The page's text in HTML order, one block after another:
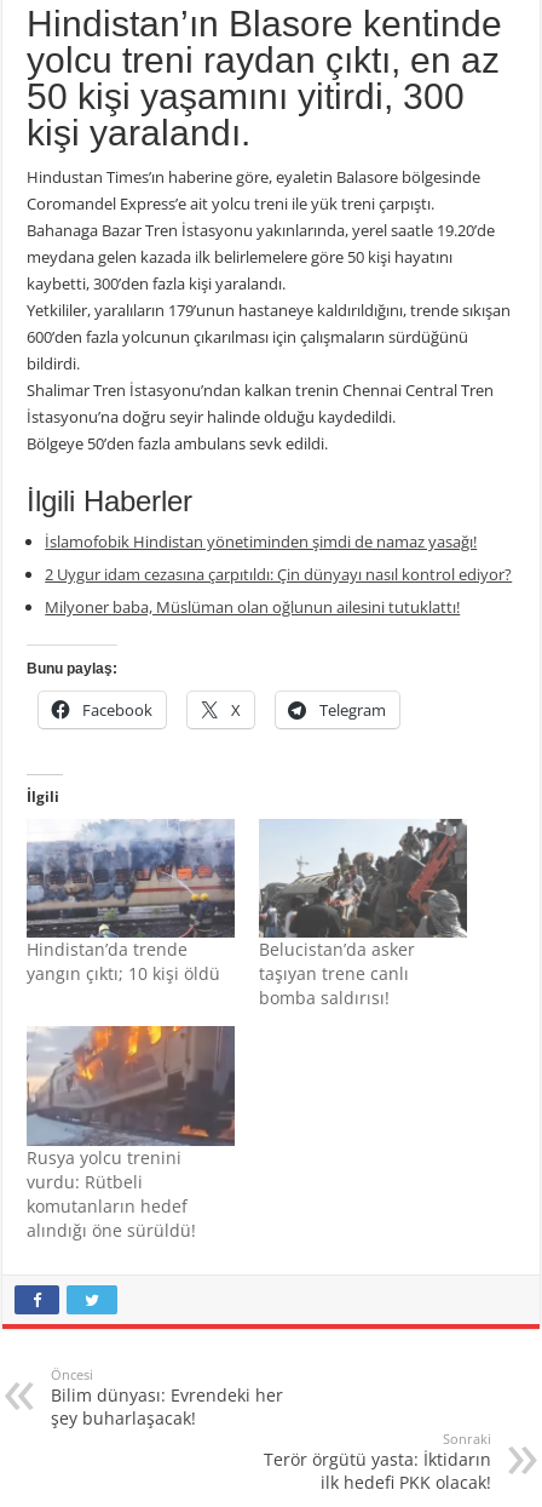
Hindistan’ın Blasore kentinde
yolcu treni raydan çıktı, en az
50 kişi yaşamını yitirdi, 300
kişi yaralandı.
Hindustan Times’ın haberine göre, eyaletin Balasore bölgesinde
Coromandel Express’e ait yolcu treni ile yük treni çarpıştı.
Bahanaga Bazar Tren İstasyonu yakınlarında, yerel saatle 19.20’de
meydana gelen kazada ilk belirlemelere göre 50 kişi hayatını
kaybetti, 300’den fazla kişi yaralandı.
Yetkililer, yaralıların 179’unun hastaneye kaldırıldığını, trende sıkışan
600’den fazla yolcunun çıkarılması için çalışmaların sürdüğünü
bildirdi.
Shalimar Tren İstasyonu’ndan kalkan trenin Chennai Central Tren
İstasyonu’na doğru seyir halinde olduğu kaydedildi.
Bölgeye 50’den fazla ambulans sevk edildi.
İlgili Haberler
İslamofobik Hindistan yönetiminden şimdi de namaz yasağı!
2 Uygur idam cezasına çarpıtıldı: Çin dünyayı nasıl kontrol ediyor?
Milyoner baba, Müslüman olan oğlunun ailesini tutuklattı!
Bunu paylaş:
Facebook X Telegram
İlgili
Hindistan’da trende
yangın çıktı; 10 kişi öldü
Belucistan’da asker
taşıyan trene canlı
bomba saldırısı!
Rusya yolcu trenini
vurdu: Rütbeli
komutanların hedef
alındığı öne sürüldü!
Öncesi
Bilim dünyası: Evrendeki her
şey buharlaşacak!
Sonraki
Terör örgütü yasta: İktidarın
ilk hedefi PKK olacak!